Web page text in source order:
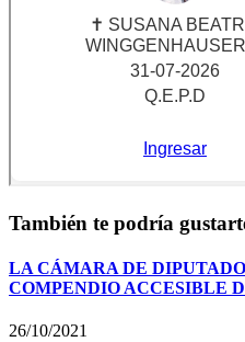
También te podría
LA CÁMARA DE
COMPENDIO ACCESIBLE
26/10/2021